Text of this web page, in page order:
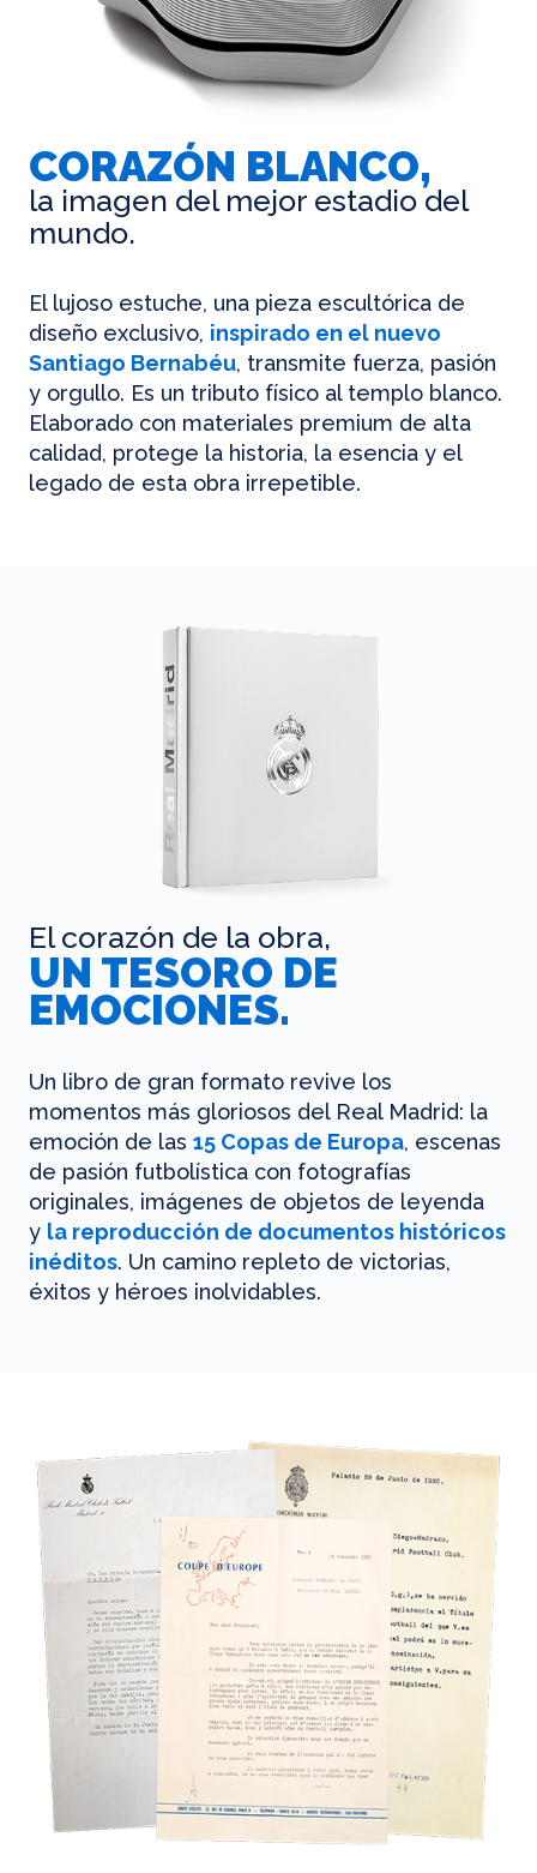
CORAZÓN BLANCO,
la imagen del mejor estadio del
mundo.
El lujoso estuche, una pieza escultórica de
diseño exclusivo, inspirado en el nuevo
Santiago Bernabéu, transmite fuerza, pasión
y orgullo. Es un tributo físico al templo blanco.
Elaborado con materiales premium de alta
calidad, protege la historia, la esencia y el
legado de esta obra irrepetible.
El corazón de la obra,
UN TESORO DE
EMOCIONES.
Un libro de gran formato revive los
momentos más gloriosos del Real Madrid: la
emoción de las 15 Copas de Europa, escenas
de pasión futbolística con fotografías
originales, imágenes de objetos de leyenda
y la reproducción de documentos históricos
inéditos. Un camino repleto de victorias,
éxitos y héroes inolvidables.